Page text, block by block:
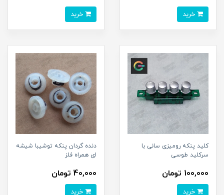
کلید پنکه رومیزی سانی با
سرکلید طوسی
100,000 تومان
دنده گردان پنکه توشیبا شیشه
ای همراه فلز
40,000 تومان